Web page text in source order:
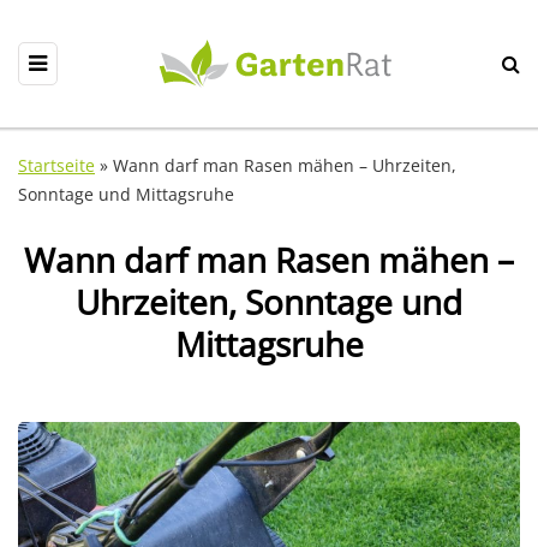
Startseite » Wann darf man Rasen mähen – Uhrzeiten,
Sonntage und Mittagsruhe
Wann darf man Rasen mähen –
Uhrzeiten, Sonntage und
Mittagsruhe